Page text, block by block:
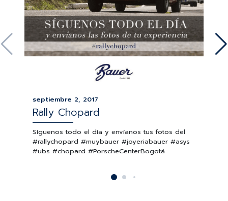
septiembre 2, 2017
Rally Chopard
Síguenos todo el día y envíanos tus fotos del
#rallychopard #muybauer #joyeriabauer #asys
#ubs #chopard #PorscheCenterBogotá